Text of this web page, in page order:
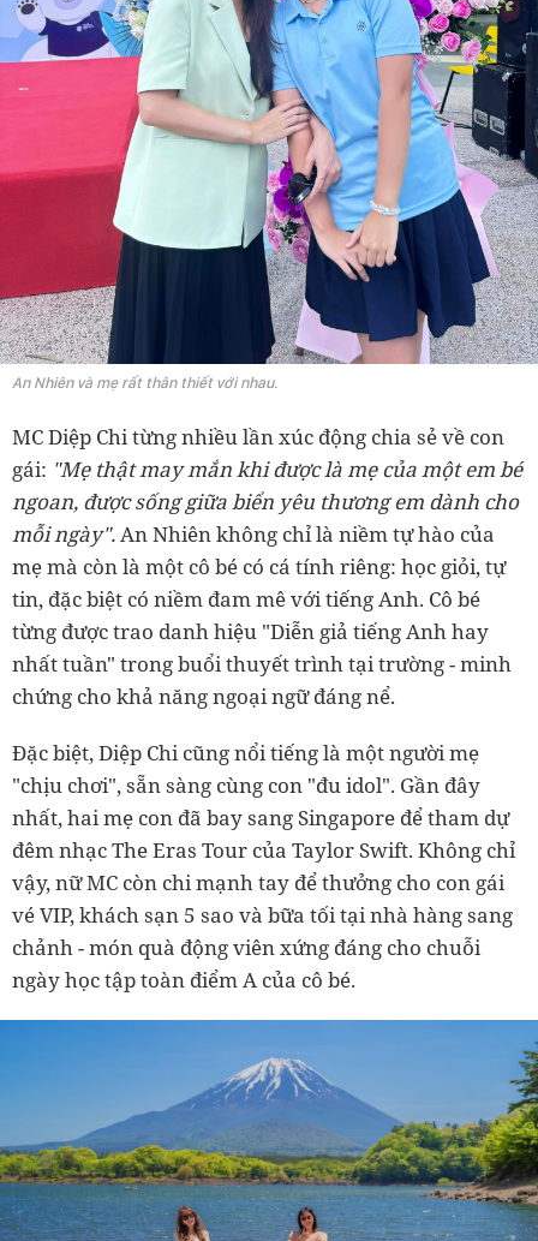
An Nhiên và mẹ rất thân thiết với nhau.
MC Diệp Chi từng nhiều lần xúc động chia sẻ về con
gái: "Mẹ thật may mắn khi được là mẹ của một em bé
ngoan, được sống giữa biển yêu thương em dành cho
mỗi ngày".An Nhiên không chỉ là niềm tự hào của
mẹ mà còn là một cô bé có cá tính riêng: học giỏi, tự
tin, đặc biệt có niềm đam mê với tiếng Anh. Cô bé
từng được trao danh hiệu "Diễn giả tiếng Anh hay
nhất tuần" trong buổi thuyết trình tại trường - minh
chứng cho khả năng ngoại ngữ đáng nể.
Đặc biệt, Diệp Chi cũng nổi tiếng là một người mẹ
"chịu chơi", sẵn sàng cùng con "đu idol". Gần đây
nhất, hai mẹ con đã bay sang Singapore để tham dự
đêm nhạc The Eras Tour của Taylor Swift. Không chỉ
vậy, nữ MC còn chi mạnh tay để thưởng cho con gái
vé VIP, khách sạn 5 sao và bữa tối tại nhà hàng sang
chảnh - món quà động viên xứng đáng cho chuỗi
ngày học tập toàn điểm A của cô bé.